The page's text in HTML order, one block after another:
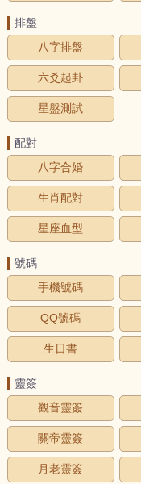
排盤
八字排盤
六爻起卦
星盤測試
配對
八字合婚
生肖配對
星座血型
號碼
手機號碼
QQ號碼
生日書
靈簽
觀音靈簽
關帝靈簽
月老靈簽